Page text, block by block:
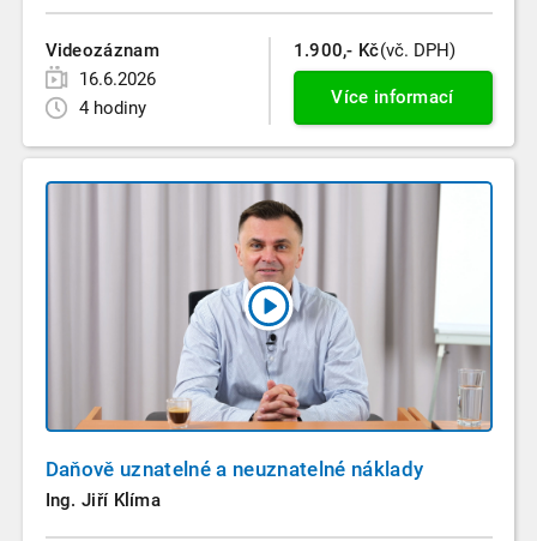
Videozáznam
16.6.2026
4 hodiny
1.900,- Kč(vč. DPH)
Více informací
Daňově uznatelné a neuznatelné náklady
Ing. Jiří Klíma